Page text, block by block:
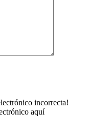
incorrecta!
aquí